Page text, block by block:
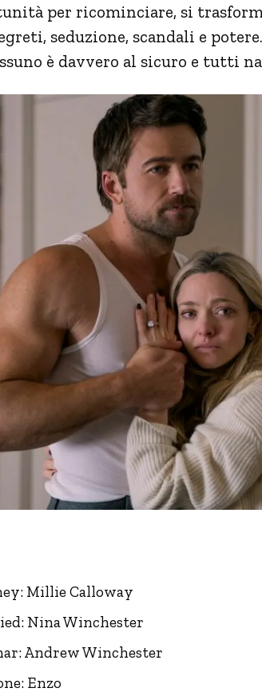
per ricominciare, si
seduzione, scandali e
è davvero al sicuro e tutti
Millie Calloway
Nina Winchester
Andrew Winchester
Enzo